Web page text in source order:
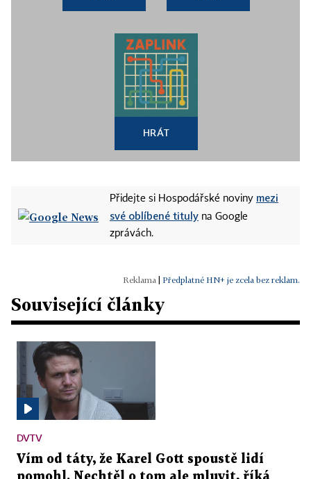
HRÁT
Přidejte si Hospodářské noviny mezi
své oblíbené tituly na Google
zprávách.
Předplatné HN+ je zcela bez reklam.
Související články
DVTV
Vím od táty, že Karel Gott spoustě lidí
pomohl. Nechtěl o tom ale mluvit, říká